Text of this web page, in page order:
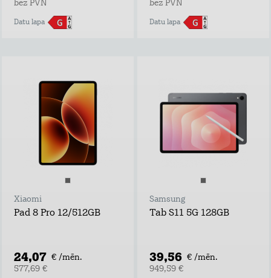
bez PVN
Datu lapa
bez PVN
Datu lapa
Xiaomi
Pad 8 Pro 12/512GB
24,07 € /mēn.
577,69 €
Samsung
Tab S11 5G 128GB
39,56 € /mēn.
949,59 €